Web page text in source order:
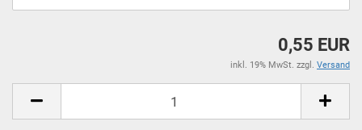
0,55 EUR
inkl. 19% MwSt. zzgl. Versand